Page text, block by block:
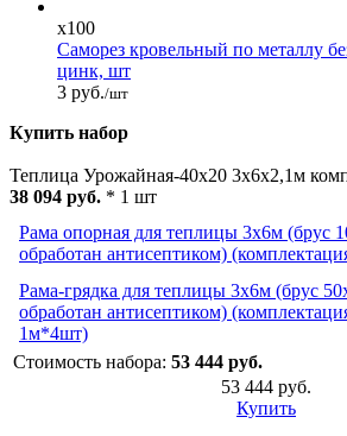
x100
Саморез кровельный по металлу
цинк, шт
3 руб./шт
Купить набор
Теплица Урожайная-40х20 3х6х2,1м
38 094 руб. * 1 шт
Рама опорная для теплицы 3х6м (брус
обработан антисептиком)
Рама-грядка для теплицы 3х6м (брус
обработан антисептиком)
1м*4шт)
Стоимость набора: 53 444 руб.
53 444 руб.
Купить